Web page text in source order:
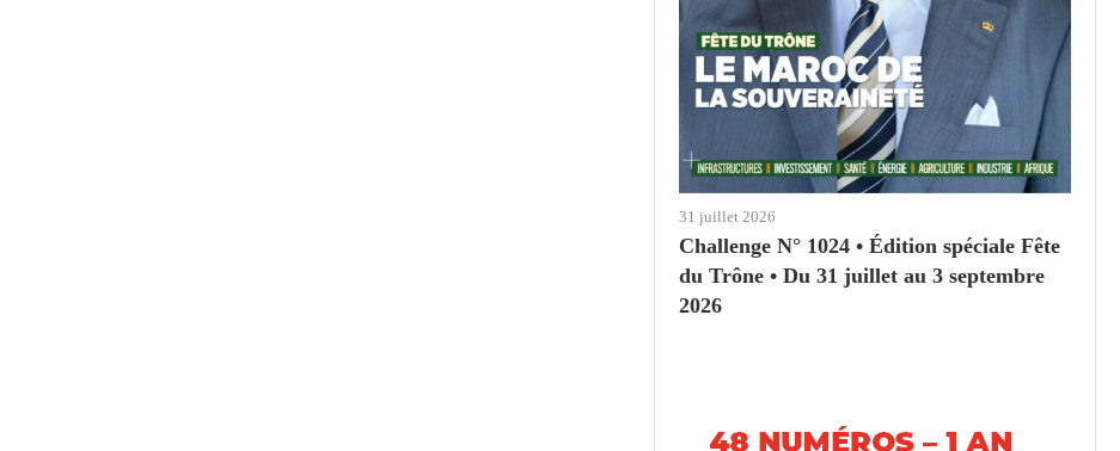
31 juillet 2026
Challenge N° 1024 • Édition spéciale Fête
du Trône • Du 31 juillet au 3 septembre
2026